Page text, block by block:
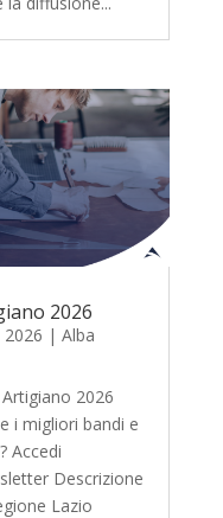
2026
2026 | Alba
2026
i migliori bandi e
Accedi
Descrizione
Lazio